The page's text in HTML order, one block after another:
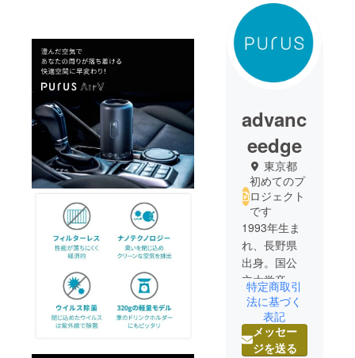
advanc
eedge
東京都
初めてのプ
ロジェクト
です
1993年生ま
れ、長野県
出身。国公
立大学卒業
後、広告代
理事業会社
に入社し、
商品のPRサ
特定商取引
法に基づく
表記
メッセー
ジを送る